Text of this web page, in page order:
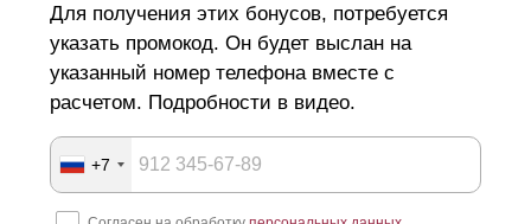
осуществляется из высококачественной стали,
поступающей на завод в рулонах. Далее рулоны
рубятся на листы, а они, в свою очередь, разрезаются
лазером по необходимому размеру и рисунку любой
сложности. После нарезки производится штамповка и
деталям придается окончательная форма профиля.
Для получения этих бонусов, потребуется
указать промокод. Он будет выслан на
указанный номер телефона вместе с
расчетом. Подробности в видео.
+7